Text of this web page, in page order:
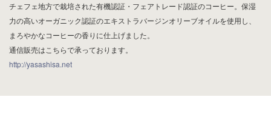
チェフェ地方で栽培された有機認証・フェアトレード認証のコーヒー。保湿
力の高いオーガニック認証のエキストラバージンオリーブオイルを使用し、
まろやかなコーヒーの香りに仕上げました。
通信販売はこちらで承っております。
http://yasashisa.net